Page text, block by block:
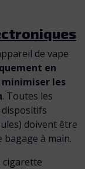
de vape
en
minimiser les
. Toutes les
doivent être
à main.
cigarette